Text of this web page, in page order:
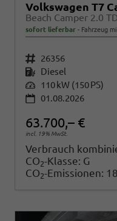
Volkswagen T7
Beach Camper 2.0
sofort lieferbar Fahrzeug
Fahrzeugnr. 26356
Kraftstoff Diesel
Leistung 110 kW (150 PS)
01.08.2026
63.700,– €
incl. 19% MwSt.
Verbrauch
CO2-Klasse: G
CO2-Emissionen: